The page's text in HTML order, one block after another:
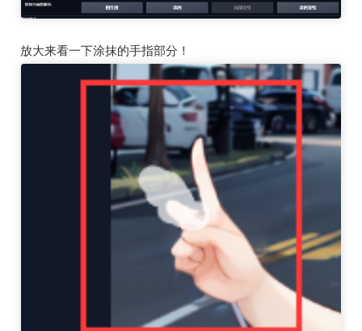
放大来看一下涂抹的手指部分！